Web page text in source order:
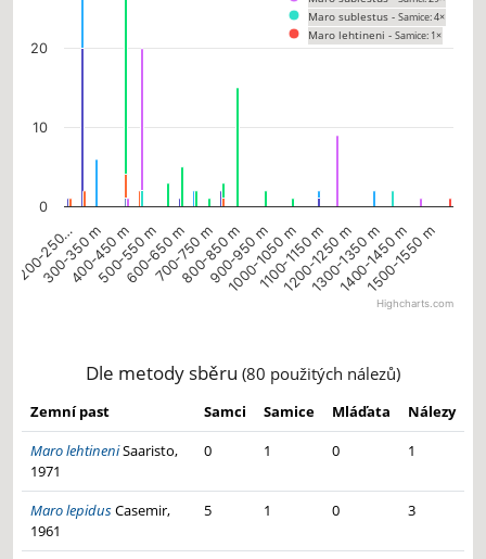
Maro sublestus - Samice: 4×
Maro lehtineni - Samice: 1×
200-250…
300-350 m
400-450 m
500-550 m
600-650 m
700-750 m
800-850 m
900-950 m
1000-1050 m
1100-1150 m
1200-1250 m
1300-1350 m
1400-1450 m
1500-1550 m
0
10
20
Highcharts.com
Dle metody sběru (80 použitých nálezů)
Zemní past Samci Samice Mláďata
Nálezy
Maro lehtineniSaaristo,
1971
0 1 0 1
Maro lepidusCasemir,
1961
5 1 0 3